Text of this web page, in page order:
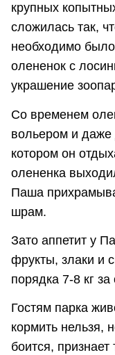
крупных
сложилась так,
необходимо
олененок с
украшение
Со временем
вольером и
котором он
олененка
Паша
шрам.
Зато аппетит у
фрукты, злаки и
порядка 7-8 кг
Гостям парка
кормить нельзя,
боится, признает